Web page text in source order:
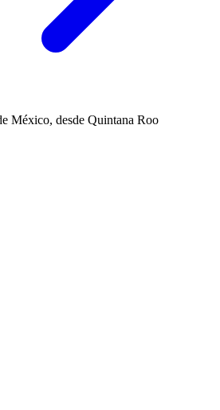
México, desde Quintana Roo